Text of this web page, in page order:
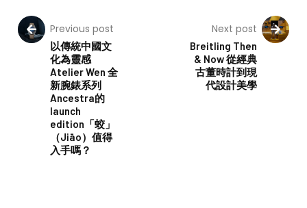
Previous post
以傳統中國文
化為靈感
Atelier Wen 全
新腕錶系列
Ancestra的
launch
edition「蛟」
（Jiāo）值得
入手嗎？
Next post
Breitling Then
& Now 從經典
古董時計到現
代設計美學